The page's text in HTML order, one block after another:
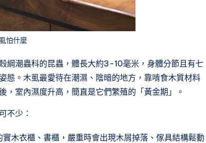
怕什麼
綱潮蟲科的昆蟲，體長大約3-10毫米，身體分節且有七
態。木虱最愛待在潮濕、陰暗的地方，靠啃食木質材料
，室內濕度升高，簡直是它們繁殖的「黃金期」。
不少：
木衣櫃、書櫃，嚴重時會出現木屑掉落、傢具結構鬆動